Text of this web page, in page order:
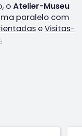
o Atelier-Museu
paralelo com
eVisitas-